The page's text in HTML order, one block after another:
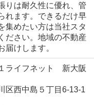
りは耐久性に優れ、管
れます。できるだけ早
集めたい方は当社スタ
ださい。地域の不動産
届けします。
ライフネット 新大阪
区西中島５丁目6-13-1